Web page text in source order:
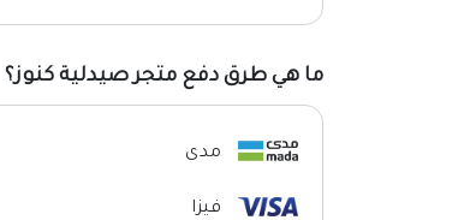
ما هي طرق دفع متجر صيدلية كنوز؟
مدى
فيزا